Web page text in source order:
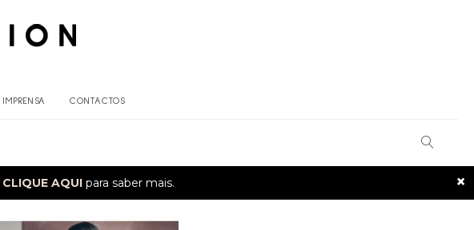
IMPRENSA CONTACTOS
×
CLIQUE AQUIpara saber mais.